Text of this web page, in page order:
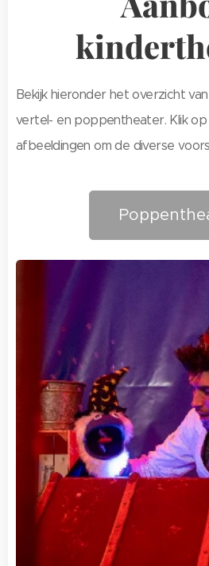
Bekijk hieronder het overzicht
vertel- en poppentheater. Klik
afbeeldingen om de diverse